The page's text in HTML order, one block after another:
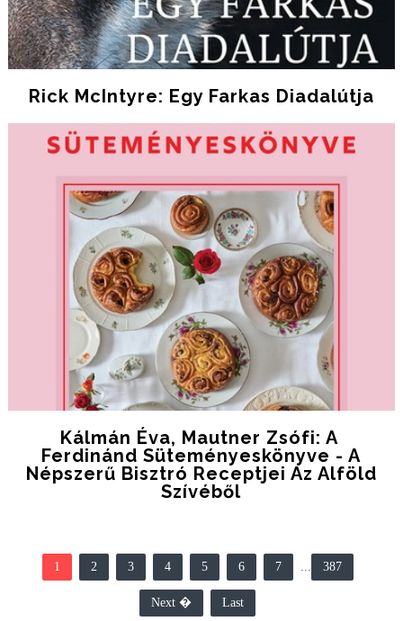
Rick McIntyre: Egy ​farkas Diadalútja
Kálmán Éva, Mautner Zsófi: A ​
Ferdinánd Süteményeskönyve - A
Népszerű Bisztró Receptjei Az Alföld
Szívéből
1 2 3 4 5 6 7 ... 387
Next � Last